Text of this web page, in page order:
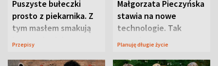
Puszyste bułeczki
prosto z piekarnika. Z
tym masłem smakują
jeszcze lepiej
Przepisy
Małgorzata Pieczyńska
stawia na nowe
technologie. Tak
organizuje sprawy
Planuję długie życie